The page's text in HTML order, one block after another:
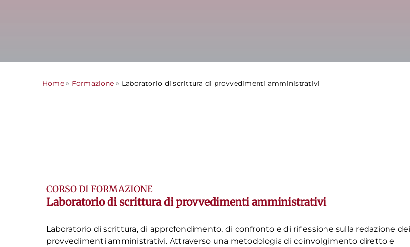
Home» Formazione » Laboratorio di scrittura di provvedimenti amministrativi
CORSO DI FORMAZIONE
Laboratorio di scrittura di provvedimenti amministrativi
Laboratorio di scrittura, di approfondimento, di confronto e di riflessione sulla redazione dei
provvedimenti amministrativi. Attraverso una metodologia di coinvolgimento diretto e